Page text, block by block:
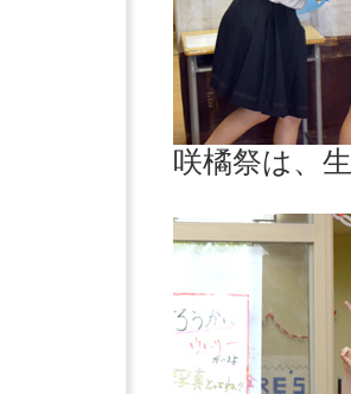
咲橘祭は、